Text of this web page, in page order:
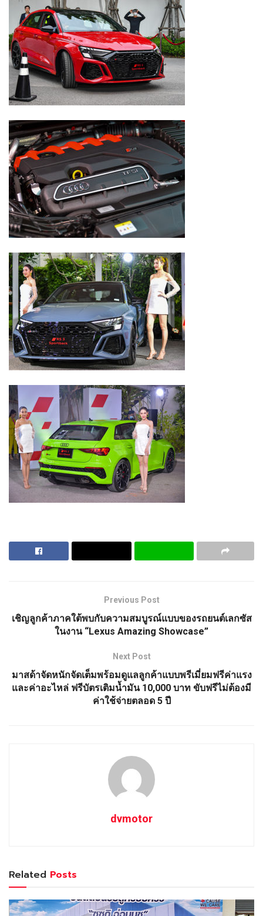
Previous Post
เชิญลูกค้าภาคใต้พบกับความสมบูรณ์แบบของรถยนต์เลกซัส
ในงาน “Lexus Amazing Showcase”
Next Post
มาสด้าจัดหนักจัดเต็มพร้อมดูแลลูกค้าแบบพรีเมี่ยมฟรีค่าแรง
และค่าอะไหล่ ฟรีบัตรเติมน้ำมัน 10,000 บาท ขับฟรีไม่ต้องมี
ค่าใช้จ่ายตลอด 5 ปี
dvmotor
Related Posts